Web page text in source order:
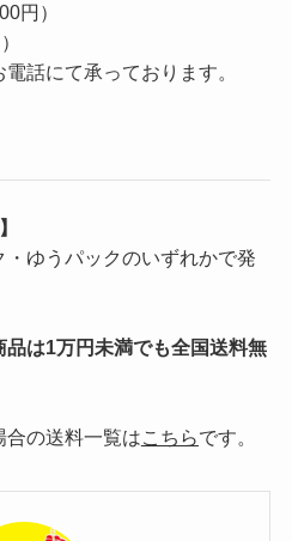
円）
話にて承っております。
ゆうパックのいずれかで発
は1万円未満でも全国送料無
の送料一覧はこちらです。